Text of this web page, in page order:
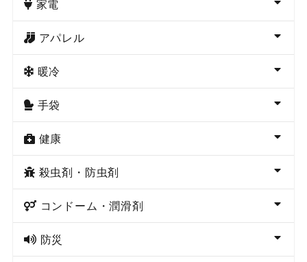
家電
アパレル
暖冷
手袋
健康
殺虫剤・防虫剤
コンドーム・潤滑剤
防災